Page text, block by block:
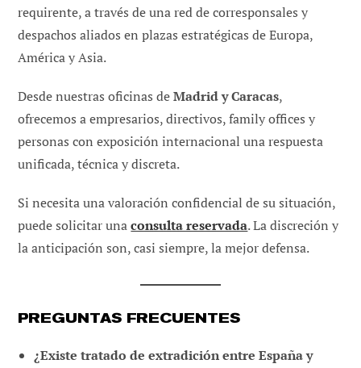
requirente, a través de una red de corresponsales y
despachos aliados en plazas estratégicas de Europa,
América y Asia.
Desde nuestras oficinas deMadrid y Caracas,
ofrecemos a empresarios, directivos, family offices y
personas con exposición internacional una respuesta
unificada, técnica y discreta.
Si necesita una valoración confidencial de su situación,
puede solicitar unaconsulta reservada. La discreción y
la anticipación son, casi siempre, la mejor defensa.
PREGUNTAS FRECUENTES
¿Existe tratado de extradición entre España y